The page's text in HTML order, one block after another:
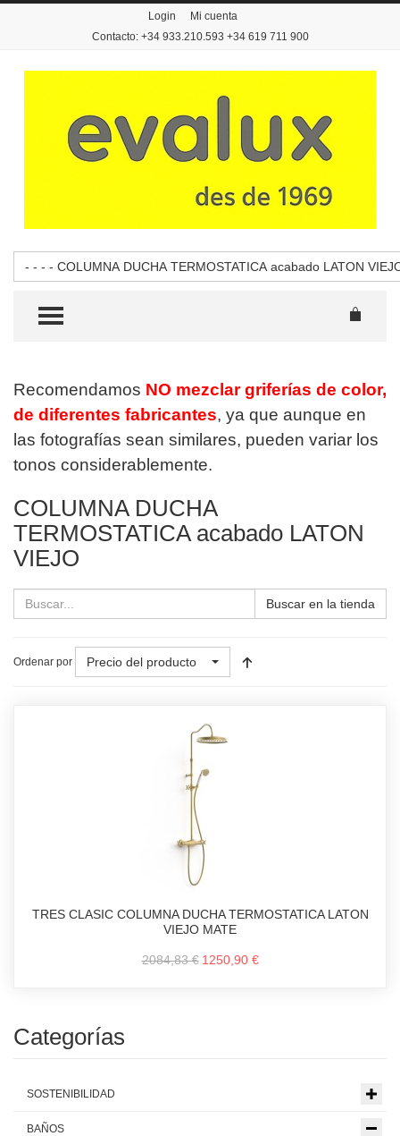
Login
Mi cuenta
Contacto: +34 933.210.593 +34 619 711 900
- - - - COLUMNA DUCHA TERMOSTATICA acabado LATON
TOGGLE MENU
Recomendamos NO mezclar griferías de color,
de diferentes fabricantes, ya que aunque en
las fotografías sean similares, pueden variar los
tonos considerablemente.
COLUMNA DUCHA
TERMOSTATICA acabado LATON
VIEJO
Buscar en la tienda
Ordenar por Precio del producto
TRES CLASIC COLUMNA DUCHA TERMOSTATICA LATON
VIEJO MATE
2084,83 € 1250,90 €
Categorías
SOSTENIBILIDAD
BAÑOS